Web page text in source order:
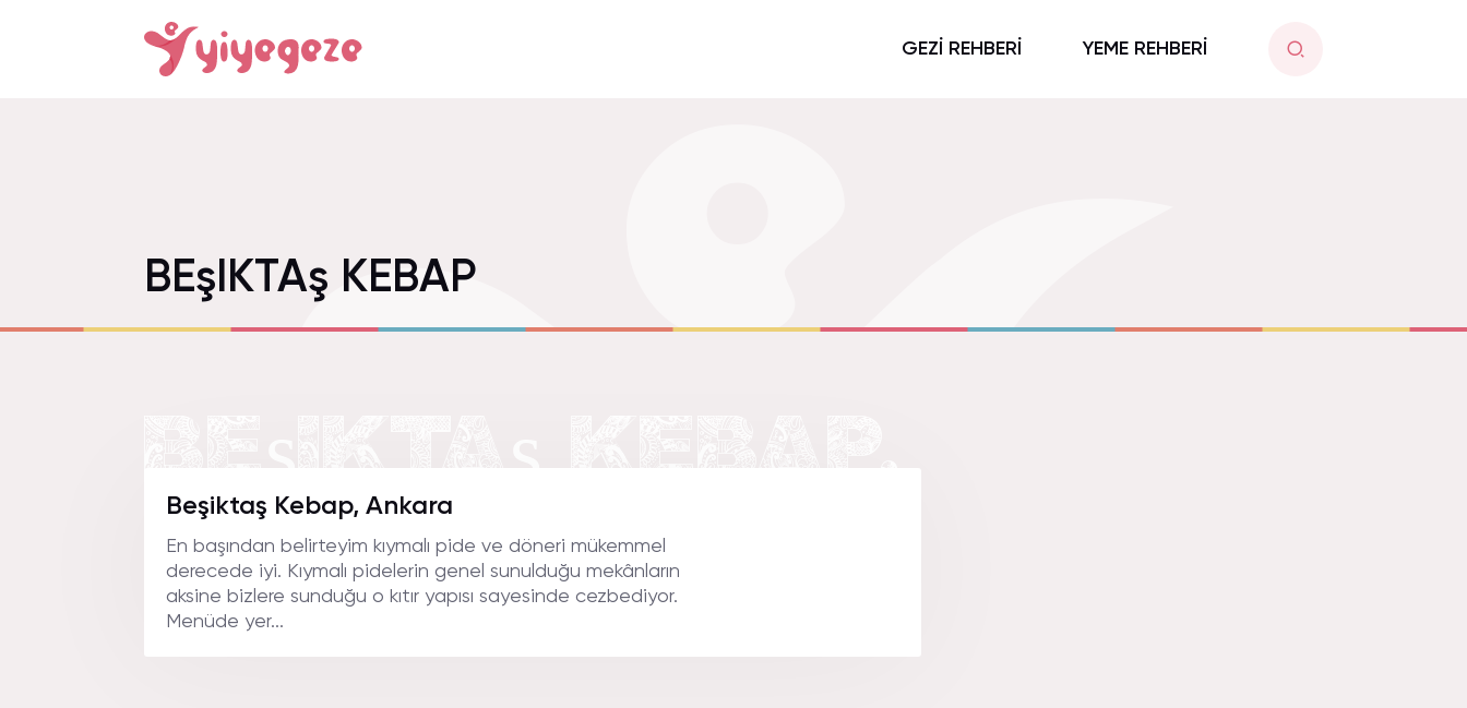
GEZİ REHBERİ YEME REHBERİ
BEşIKTAş KEBAP
Beşiktaş Kebap, Ankara
En başından belirteyim kıymalı pide ve döneri mükemmel
derecede iyi. Kıymalı pidelerin genel sunulduğu mekânların
aksine bizlere sunduğu o kıtır yapısı sayesinde cezbediyor.
Menüde yer...